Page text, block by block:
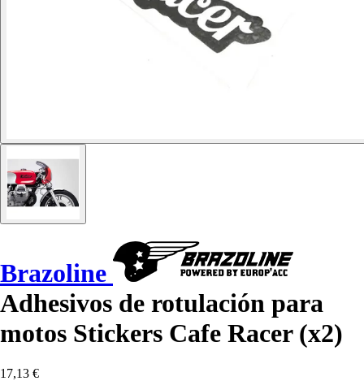
Brazoline
Adhesivos de rotulación para
motos Stickers Cafe Racer (x2)
17,13 €